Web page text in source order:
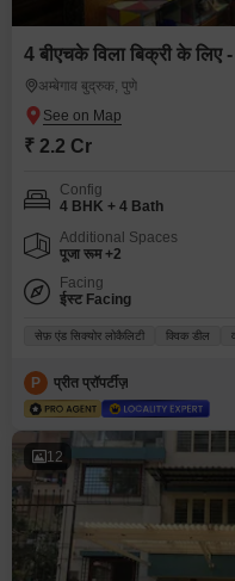
4 बीएचके विला बिक्री के लिए
अम्बेगाव बुद्रुक, पुणे
₹ 2.2 Cr
Config
4 BHK + 4 Bath
Additional Spaces
पूजा रूम +2
Facing
ईस्ट Facing
सेफ़ एंड सिक्योर लोकैलिटी क्विक डील
P प्रीत प्रॉपर्टीज़
12